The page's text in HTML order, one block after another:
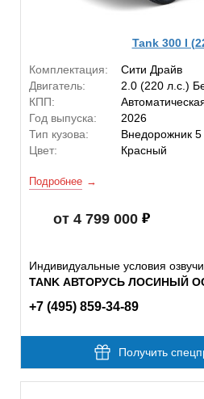
Tank 300 I
Комплектация:
Сити Драйв
Двигатель:
2.0 (220 л.с.)
КПП:
Год выпуска:
2026
Тип кузова:
Внедорожник 5
Цвет:
Красный
Подробнее
от 4 799 000
Индивидуальные условия
TANK АВТОРУСЬ ЛОСИНЫЙ
+7 (495) 859-34-89
Получить